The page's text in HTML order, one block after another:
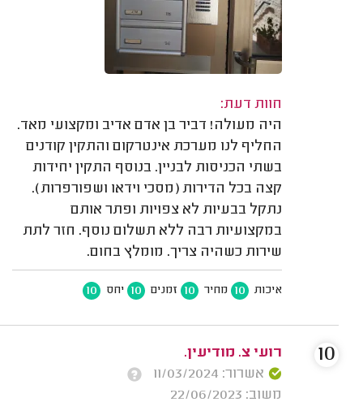
חוות דעת:
היה מעולה! דביר בן אדם אדיב ומקצועי מאד.
החליף לנו מערכת אינטרקום והתקין קודנים
בשתי הכניסות לבניין. בנוסף התקין יחידות
קצה בכל הדירות (מסכי וידאו ושפורפרות).
נתקל בבעיות לא צפויות ופתר אותם
במקצועיות רבה ללא תשלום נוסף. חזר לתת
שירות כשהיה צריך. מומלץ בחום.
איכות 10 מחיר 10 זמנים 10 יחס 10
רועי צ. מודיעין.
אשרור: 11/03/2024
משוב: 22/06/2023
10